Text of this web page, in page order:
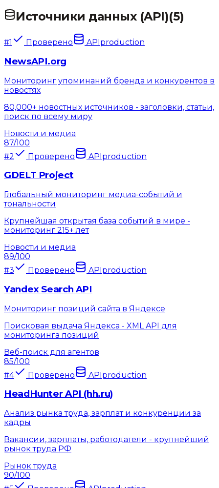
Источники данных (API)(5)
#1 Проверено API production
NewsAPI.org
Мониторинг упоминаний бренда и конкурентов в
новостях
80,000+ новостных источников - заголовки, статьи,
поиск по всему миру
Новости и медиа
87/100
#2 Проверено APIproduction
GDELT Project
Глобальный мониторинг медиа-событий и
тональности
Крупнейшая открытая база событий в мире -
мониторинг 215+ лет
Новости и медиа
89/100
#3 Проверено API production
Yandex Search API
Мониторинг позиций сайта в Яндексе
Поисковая выдача Яндекса - XML API для
мониторинга позиций
Веб-поиск для агентов
85/100
#4 Проверено APIproduction
HeadHunter API (hh.ru)
Анализ рынка труда, зарплат и конкуренции за
кадры
Вакансии, зарплаты, работодатели - крупнейший
рынок труда РФ
Рынок труда
90/100